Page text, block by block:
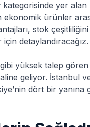
kategorisinde yer alan
ekonomik ürünler
stok
için detaylandıracağız.
yüksek talep
geliyor. İstanbul
dört bir yanına